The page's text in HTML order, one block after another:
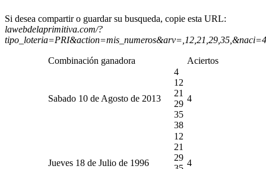
Si desea compartir o guardar su busqueda, copie esta URL:
lawebdelaprimitiva.com/?
tipo_loteria=PRI&action=mis_numeros&arv=,12,21,29,35,&naci=4
Combinación ganadora Aciertos
Sabado 10 de Agosto de 2013
4
12
21
29
35
38
4
Jueves 18 de Julio de 1996
12
21
29
4